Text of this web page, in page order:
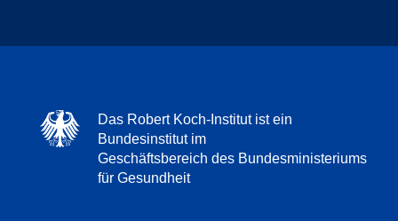
Das Robert Koch-Institut ist ein
Bundesinstitut im
Geschäftsbereich des Bundesministeriums
für Gesundheit